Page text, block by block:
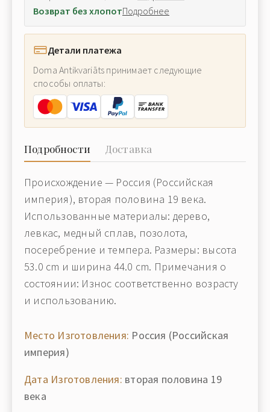
Возврат без хлопотПодробнее
Детали платежа
Doma Antikvariāts принимает следующие
способы оплаты:
Подробности Доставка
Происхождение — Россия (Российская
империя), вторая половина 19 века.
Использованные материалы: дерево,
левкас, медный сплав, позолота,
посеребрение и темпера. Размеры: высота
53.0 cm и ширина 44.0 cm. Примечания о
состоянии: Износ соответственно возрасту
и использованию.
Место Изготовления: Россия (Российская
империя)
Дата Изготовления: вторая половина 19
века